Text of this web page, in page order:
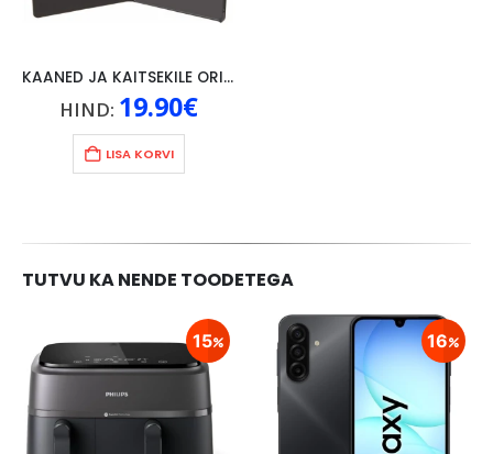
KAANED JA KAITSEKILE ORIGINAAL LENOVO P10, MUST
HIND: 19.90€
LISA KORVI
TUTVU KA NENDE TOODETEGA
15 16